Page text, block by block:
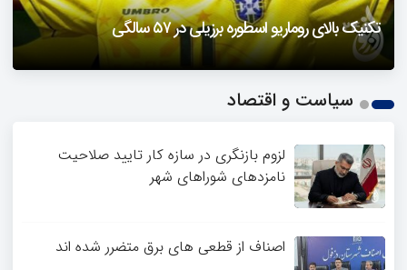
تکنیک بالای روماریو اسطوره برزیلی در ۵۷ سالگی
فیلمی از یک خواننده زن در توئیتر ضرغامی جنجالی شد
حمله تند مصطفی کواکبیان به مجری جنجالی صدا و سیما
دزفول را باید دید
2
سیاست و اقتصاد
لزوم بازنگری در سازه کار تایید صلاحیت
نامزدهای شوراهای شهر
اصناف از قطعی های برق متضرر شده اند